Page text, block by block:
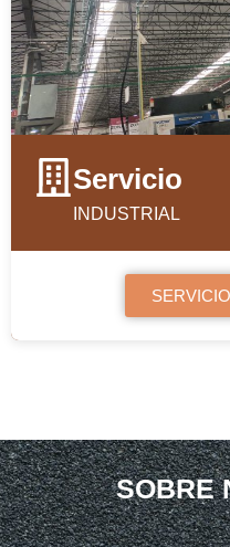
Servicio
INDUSTRIAL
SOBRE